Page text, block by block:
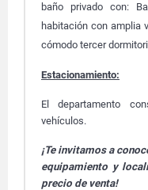
baño privado con:
habitación con amplia
cómodo tercer
Estacionamiento:
El departamento
vehículos.
¡Te invitamos a
equipamiento y
precio de venta!